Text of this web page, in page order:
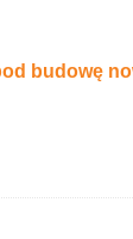
budowę